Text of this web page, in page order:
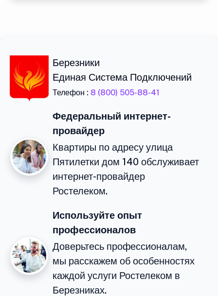
Березники
Единая Система Подключений
Телефон : 8 (800) 505-88-41
Федеральный интернет-
провайдер
Квартиры по адресу улица
Пятилетки дом 140 обслуживает
интернет-провайдер
Ростелеком.
Используйте опыт
профессионалов
Доверьтесь профессионалам,
мы расскажем об особенностях
каждой услуги Ростелеком в
Березниках.